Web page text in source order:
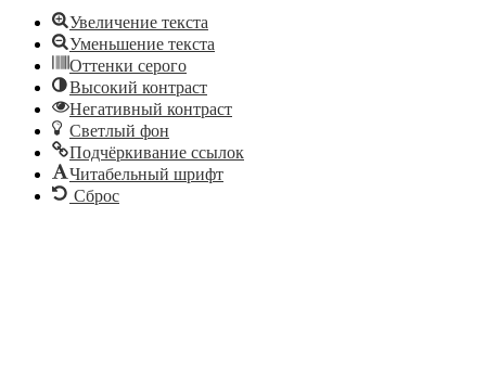
Увеличение текста
Уменьшение текста
Оттенки серого
Высокий контраст
Негативный контраст
Светлый фон
Подчёркивание ссылок
Читабельный шрифт
Сброс